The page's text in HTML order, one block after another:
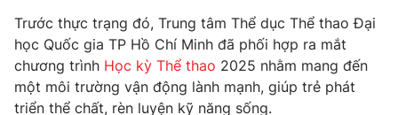
Khán giả
Giải sao mai
Âm nhạc
Sao
Du lịch
Làm đẹp
Giáo dục
Tuyển sinh
Công nghệ
Trước thực trạng đó, Trung tâm Thể dục Thể thao Đại
học Quốc gia TP Hồ Chí Minh đã phối hợp ra mắt
chương trình Học kỳ Thể thao 2025 nhằm mang đến
một môi trường vận động lành mạnh, giúp trẻ phát
triển thể chất, rèn luyện kỹ năng sống.